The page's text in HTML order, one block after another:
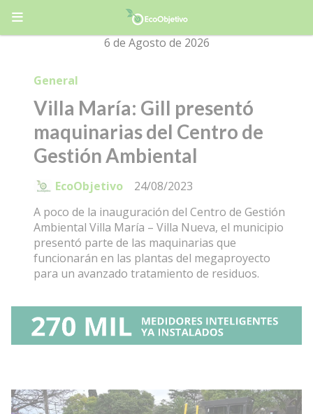
6 de Agosto de 2026
Villa María: Gill presentó
maquinarias del Centro de
Gestión Ambiental
A poco de la inauguración del Centro de Gestión
Ambiental Villa María – Villa Nueva, el municipio
presentó parte de las maquinarias que
funcionarán en las plantas del megaproyecto
para un avanzado tratamiento de residuos.
General
24/08/2023
EcoObjetivo